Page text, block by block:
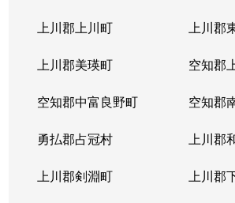
上川郡上川町 上川郡
上川郡美瑛町 空知郡
空知郡中富良野町 空知郡
勇払郡占冠村 上川郡
上川郡剣淵町 上川郡